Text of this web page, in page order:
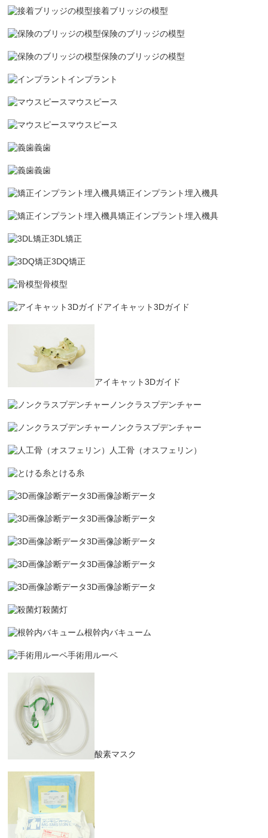
接着ブリッジの模型
保険のブリッジの模型
保険のブリッジの模型
インプラント
マウスピース
マウスピース
義歯
義歯
矯正インプラント埋入機具
矯正インプラント埋入機具
3DL矯正
3DQ矯正
骨模型
アイキャット3Dガイド
アイキャット3Dガイド
ノンクラスプデンチャー
ノンクラスプデンチャー
人工骨（オスフェリン）
とける糸
3D画像診断データ
3D画像診断データ
3D画像診断データ
3D画像診断データ
3D画像診断データ
殺菌灯
根幹内バキューム
手術用ルーペ
酸素マスク